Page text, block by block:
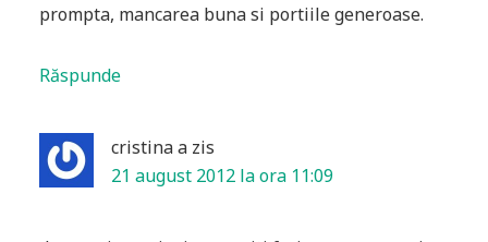
prompta, mancarea buna si portiile generoase.
Răspunde
cristinaa zis
21 august 2012 la ora 11:09